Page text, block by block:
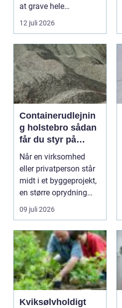
at grave hele
rodsystemet op.
Metode...
12 juli 2026
Containerudlejnin
g holstebro sådan
får du styr på
affald og
materialer
Når en virksomhed
eller privatperson står
midt i et byggeprojekt,
en større oprydning
eller løbende ...
09 juli 2026
Kviksølvholdigt